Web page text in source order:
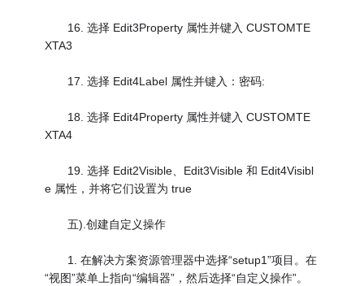
16. 选择 Edit3Property 属性并键入 CUSTOMTE
XTA3
17. 选择 Edit4Label 属性并键入：密码:
18. 选择 Edit4Property 属性并键入 CUSTOMTE
XTA4
19. 选择 Edit2Visible、Edit3Visible 和 Edit4Visibl
e 属性，并将它们设置为 true
五).创建自定义操作
1. 在解决方案资源管理器中选择“setup1”项目。在
“视图”菜单上指向“编辑器”，然后选择“自定义操作”。